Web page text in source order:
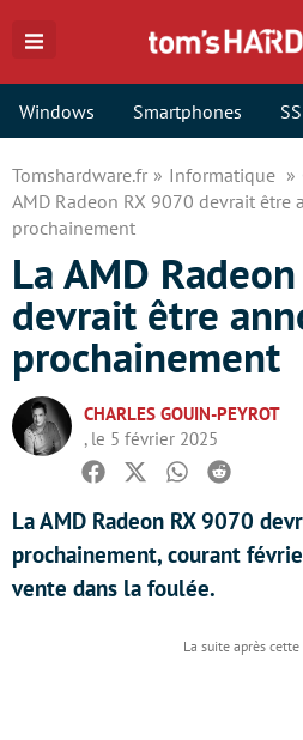
Windows Smartphones
Tomshardware.fr Informatique
AMD Radeon RX 9070 devrait être
prochainement
La AMD
devrait être
prochainement
CHARLES GOUIN-PEYROT
, le 5 février 2025
Facebook
TwitterWhatsapp
Reddit
La AMD Radeon RX 9070
prochainement, courant
vente dans la foulée.